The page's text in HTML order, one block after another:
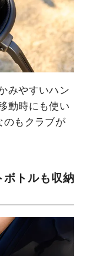
みやすいハン
動時にも使い
のもクラブが
トルも収納